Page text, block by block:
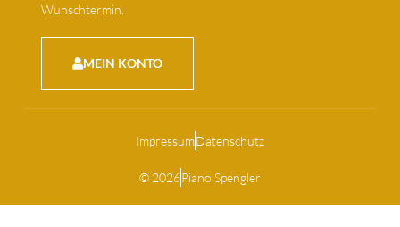
Wunschtermin.
MEIN KONTO
ImpressumDatenschutz
© 2026Piano Spengler